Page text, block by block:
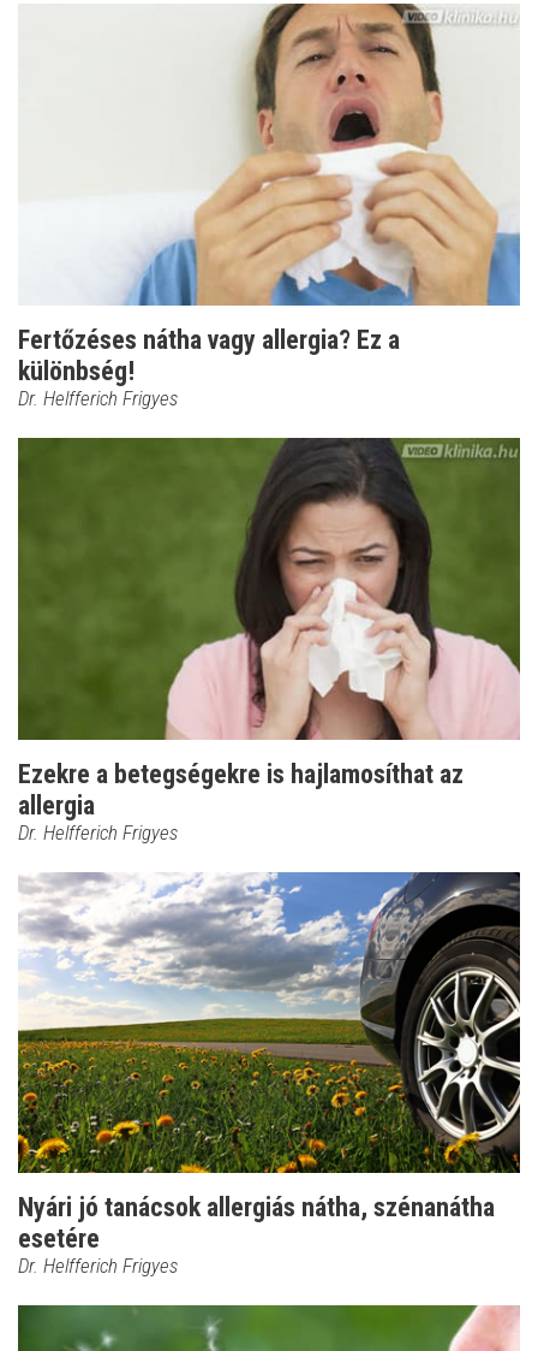
Fertőzéses nátha vagy allergia? Ez a
különbség!
Dr. Helfferich Frigyes
Ezekre a betegségekre is hajlamosíthat az
allergia
Dr. Helfferich Frigyes
Nyári jó tanácsok allergiás nátha, szénanátha
esetére
Dr. Helfferich Frigyes